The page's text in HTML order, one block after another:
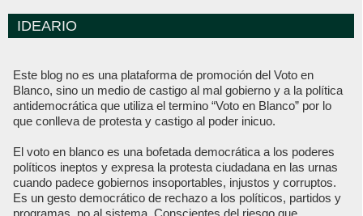
IDEARIO
Este blog no es una plataforma de promoción del Voto en
Blanco, sino un medio de castigo al mal gobierno y a la política
antidemocrática que utiliza el termino “Voto en Blanco” por lo
que conlleva de protesta y castigo al poder inicuo.
El voto en blanco es una bofetada democrática a los poderes
políticos ineptos y expresa la protesta ciudadana en las urnas
cuando padece gobiernos insoportables, injustos y corruptos.
Es un gesto democrático de rechazo a los políticos, partidos y